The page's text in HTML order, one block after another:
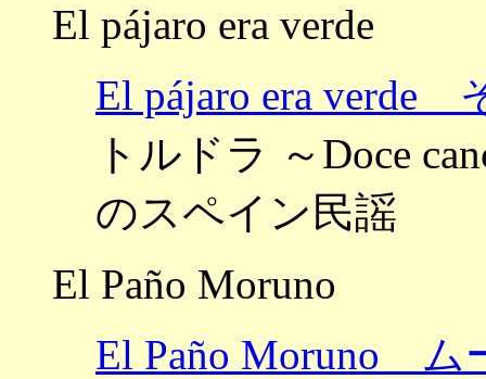
El pájaro era verde
El pájaro era verde
トルドラ ～Doce
のスペイン民謡
El Paño Moruno
El Paño Moruno ム